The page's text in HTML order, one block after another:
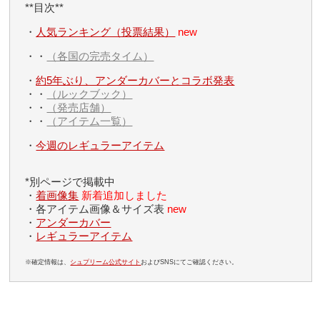
**目次**
・ 人気ランキング（投票結果）
new
・・
（各国の完売タイム）
・約5年ぶり、アンダーカバーとコラボ発表
・・
（ルックブック）
・・
（発売店舗）
・・
（アイテム一覧）
・今週のレギュラーアイテム
*別ページで掲載中
・着画像集 新着追加しました
・各アイテム画像＆サイズ表 new
・ アンダーカバー
・ レギュラーアイテム
※確定情報は、 シュプリーム公式サイトおよびSNSにてご確認ください。